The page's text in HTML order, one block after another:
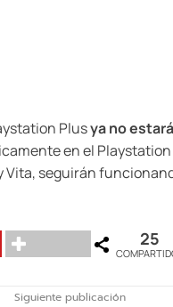
Plusya no estará
en el Playstation
Vita, seguirán
25
Siguiente publicación